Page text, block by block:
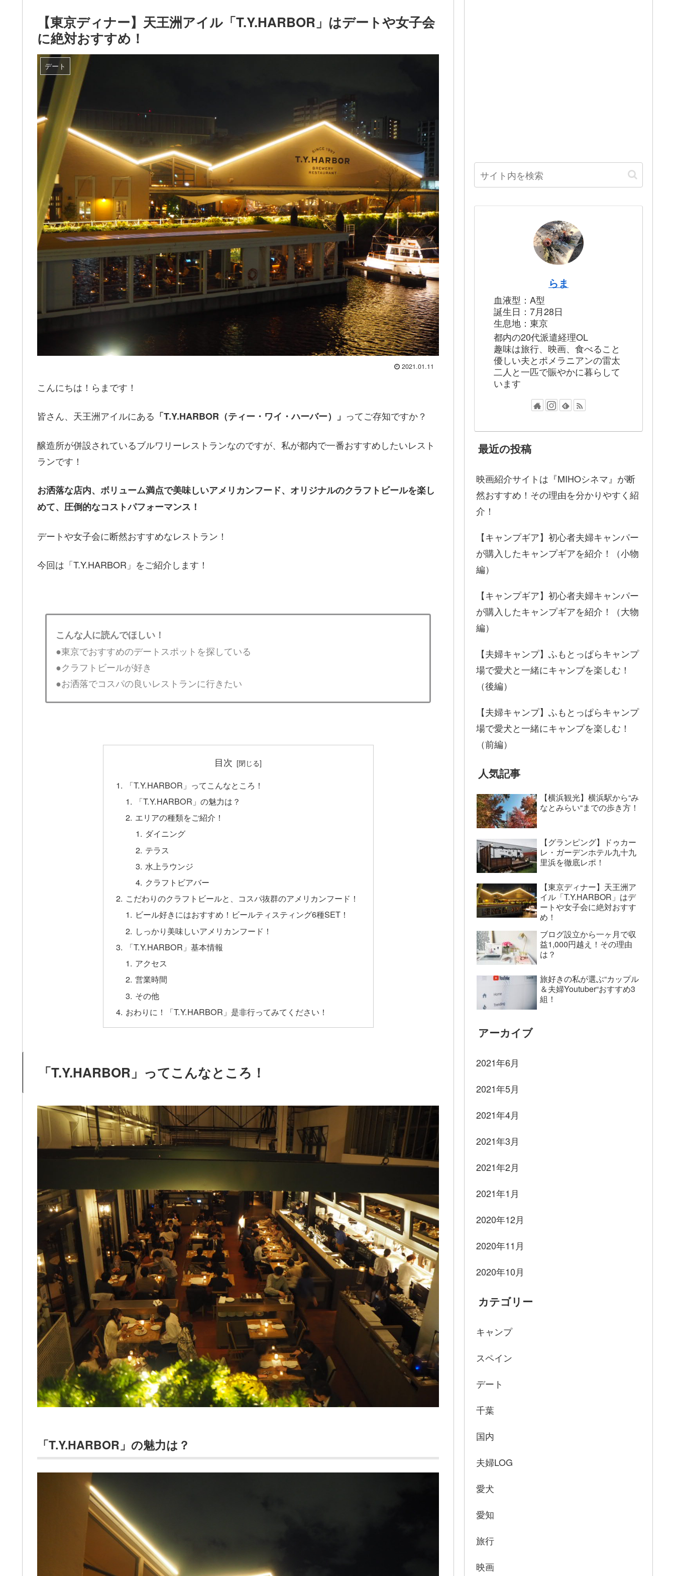
【東京ディナー】天王洲アイル「T.Y.HARBOR」はデートや女子会
に絶対おすすめ！
デート
2021.01.11
こんにちは！らまです！
皆さん、天王洲アイルにある 「T.Y.HARBOR（ティー・ワイ・ハーバー）」 ってご存知ですか？
醸造所が併設されているブルワリーレストランなのですが、私が都内で一番おすすめしたいレスト
ランです！
お洒落な店内、ボリューム満点で美味しいアメリカンフード、オリジナルのクラフトビールを楽し
めて、圧倒的なコストパフォーマンス！
デートや女子会に断然おすすめなレストラン！
今回は「T.Y.HARBOR」をご紹介します！
こんな人に読んでほしい！
●東京でおすすめのデートスポットを探している
●クラフトビールが好き
●お洒落でコスパの良いレストランに行きたい
目次
「T.Y.HARBOR」ってこんなところ！
「T.Y.HARBOR」の魅力は？
エリアの種類をご紹介！
ダイニング
テラス
水上ラウンジ
クラフトビアバー
こだわりのクラフトビールと、コスパ抜群のアメリカンフード！
ビール好きにはおすすめ！ビールティスティング6種SET！
しっかり美味しいアメリカンフード！
「T.Y.HARBOR」基本情報
アクセス
営業時間
その他
おわりに！「T.Y.HARBOR」是非行ってみてください！
「T.Y.HARBOR」ってこんなところ！
「T.Y.HARBOR」の魅力は？
らま
血液型：A型
誕生日：7月28日
生息地：東京
都内の20代派遣経理OL
趣味は旅行、映画、食べること
優しい夫とポメラニアンの雷太
二人と一匹で賑やかに暮らして
います
最近の投稿
映画紹介サイトは『MIHOシネマ』が断
然おすすめ！その理由を分かりやすく紹
介！
【キャンプギア】初心者夫婦キャンパー
が購入したキャンプギアを紹介！（小物
編）
【キャンプギア】初心者夫婦キャンパー
が購入したキャンプギアを紹介！（大物
編）
【夫婦キャンプ】ふもとっぱらキャンプ
場で愛犬と一緒にキャンプを楽しむ！
（後編）
【夫婦キャンプ】ふもとっぱらキャンプ
場で愛犬と一緒にキャンプを楽しむ！
（前編）
人気記事
【横浜観光】横浜駅から“み
なとみらい“までの歩き方！
【グランピング】ドゥカー
レ・ガーデンホテル九十九
里浜を徹底レポ！
【東京ディナー】天王洲ア
イル「T.Y.HARBOR」はデ
ートや女子会に絶対おすす
め！
ブログ設立から一ヶ月で収
益1,000円越え！その理由
は？
旅好きの私が選ぶ“カップル
＆夫婦Youtuber“おすすめ3
組！
アーカイブ
2021年6月
2021年5月
2021年4月
2021年3月
2021年2月
2021年1月
2020年12月
2020年11月
2020年10月
カテゴリー
キャンプ
スペイン
デート
千葉
国内
夫婦LOG
愛犬
愛知
旅行
映画